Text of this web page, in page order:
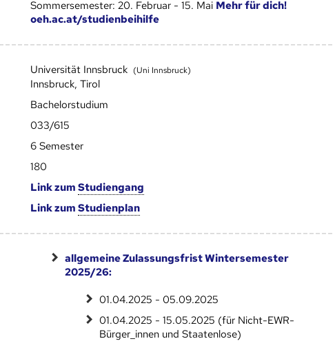
Sommersemester: 20. Februar - 15. Mai Mehr für dich!
oeh.ac.at/studienbeihilfe
Universität Innsbruck (Uni Innsbruck)
Innsbruck, Tirol
Bachelorstudium
033/615
6 Semester
180
Link zum Studien­gang
Link zum Studien­plan
allgemeine Zulassungsfrist Wintersemester
2025/26:
01.04.2025 - 05.09.2025
01.04.2025 - 15.05.2025 (für Nicht-EWR-
Bürger_innen und Staatenlose)